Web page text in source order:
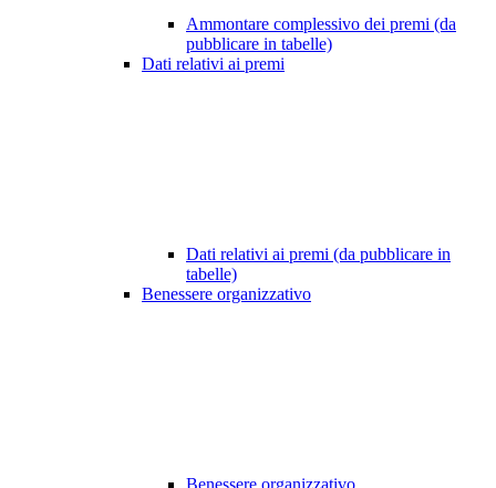
Ammontare complessivo dei premi (da
pubblicare in tabelle)
Dati relativi ai premi
Dati relativi ai premi (da pubblicare in
tabelle)
Benessere organizzativo